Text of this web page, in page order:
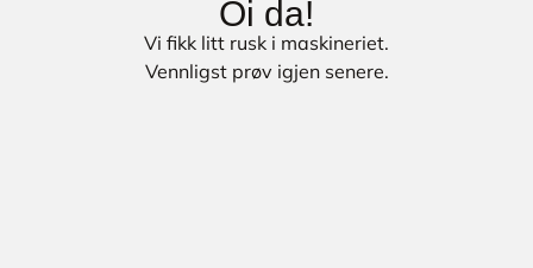
Oi da!
Vi fikk litt rusk i maskineriet.
Vennligst prøv igjen senere.